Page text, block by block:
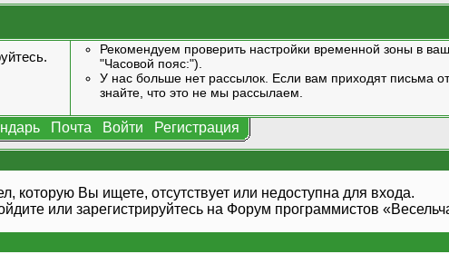
.
Рекомендуем проверить настройки временной зоны в
"Часовой пояс:").
У нас больше нет рассылок. Если вам приходят письма
знайте, что это не мы рассылаем.
Почта Войти Регистрация
которую Вы ищете, отсутствует или недоступна для входа.
или зарегистрируйтесь на Форум программистов